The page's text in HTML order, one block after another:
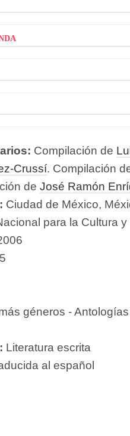
Compilación de
Crussí. Compilación
de José Ramón
Ciudad de México,
para la Cultura y
géneros -
Literatura escrita
al español